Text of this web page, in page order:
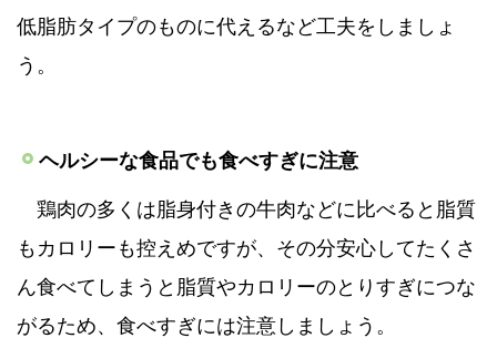
低脂肪タイプのものに代えるなど工夫をしましょ
う。
ヘルシーな食品でも食べすぎに注意
鶏肉の多くは脂身付きの牛肉などに比べると脂質
もカロリーも控えめですが、その分安心してたくさ
ん食べてしまうと脂質やカロリーのとりすぎにつな
がるため、食べすぎには注意しましょう。